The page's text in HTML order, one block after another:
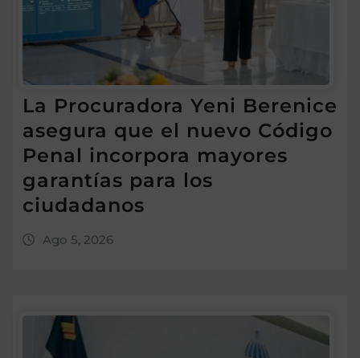
La Procuradora Yeni Berenice
asegura que el nuevo Código
Penal incorpora mayores
garantías para los
ciudadanos
Ago 5, 2026